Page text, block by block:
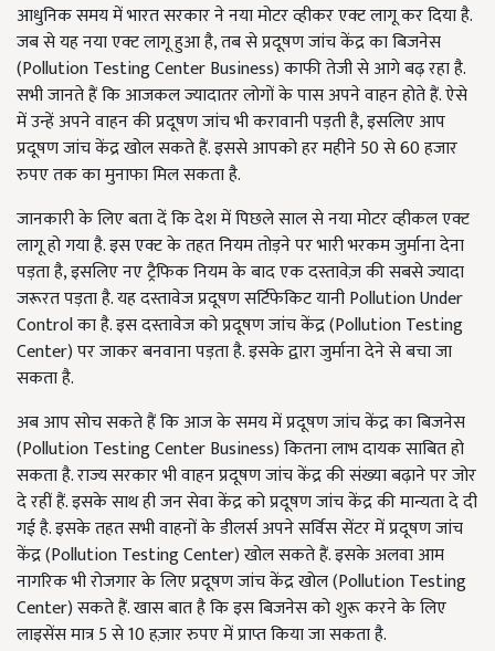
आधुनिक समय में भारत सरकार ने नया मोटर व्हीकर एक्ट लागू कर दिया है.
जब से यह नया एक्ट लागू हुआ है, तब से प्रदूषण जांच केंद्र का बिजनेस
(Pollution Testing Center Business) काफी तेजी से आगे बढ़ रहा है.
सभी जानते हैं कि आजकल ज्यादातर लोगों के पास अपने वाहन होते हैं. ऐसे
में उन्हें अपने वाहन की प्रदूषण जांच भी करावानी पड़ती है, इसलिए आप
प्रदूषण जांच केंद्र खोल सकते हैं. इससे आपको हर महीने 50 से 60 हजार
रुपए तक का मुनाफा मिल सकता है.
जानकारी के लिए बता दें कि देश में पिछले साल से नया मोटर व्हीकल एक्ट
लागू हो गया है. इस एक्ट के तहत नियम तोड़ने पर भारी भरकम जुर्माना देना
पड़ता है, इसलिए नए ट्रैफिक नियम के बाद एक दस्तावेज़ की सबसे ज्यादा
जरूरत पड़ता है. यह दस्तावेज प्रदूषण सर्टिफेकिट यानी Pollution Under
Control का है. इस दस्तावेज को प्रदूषण जांच केंद्र (Pollution Testing
Center) पर जाकर बनवाना पड़ता है. इसके द्वारा जुर्माना देने से बचा जा
सकता है.
अब आप सोच सकते हैं कि आज के समय में प्रदूषण जांच केंद्र का बिजनेस
(Pollution Testing Center Business) कितना लाभ दायक साबित हो
सकता है. राज्य सरकार भी वाहन प्रदूषण जांच केंद्र की संख्या बढ़ाने पर जोर
दे रहीं हैं. इसके साथ ही जन सेवा केंद्र को प्रदूषण जांच केंद्र की मान्यता दे दी
गई है. इसके तहत सभी वाहनों के डीलर्स अपने सर्विस सेंटर में प्रदूषण जांच
केंद्र (Pollution Testing Center) खोल सकते हैं. इसके अलवा आम
नागरिक भी रोजगार के लिए प्रदूषण जांच केंद्र खोल (Pollution Testing
Center) सकते हैं. खास बात है कि इस बिजनेस को शुरू करने के लिए
लाइसेंस मात्र 5 से 10 हज़ार रुपए में प्राप्त किया जा सकता है.